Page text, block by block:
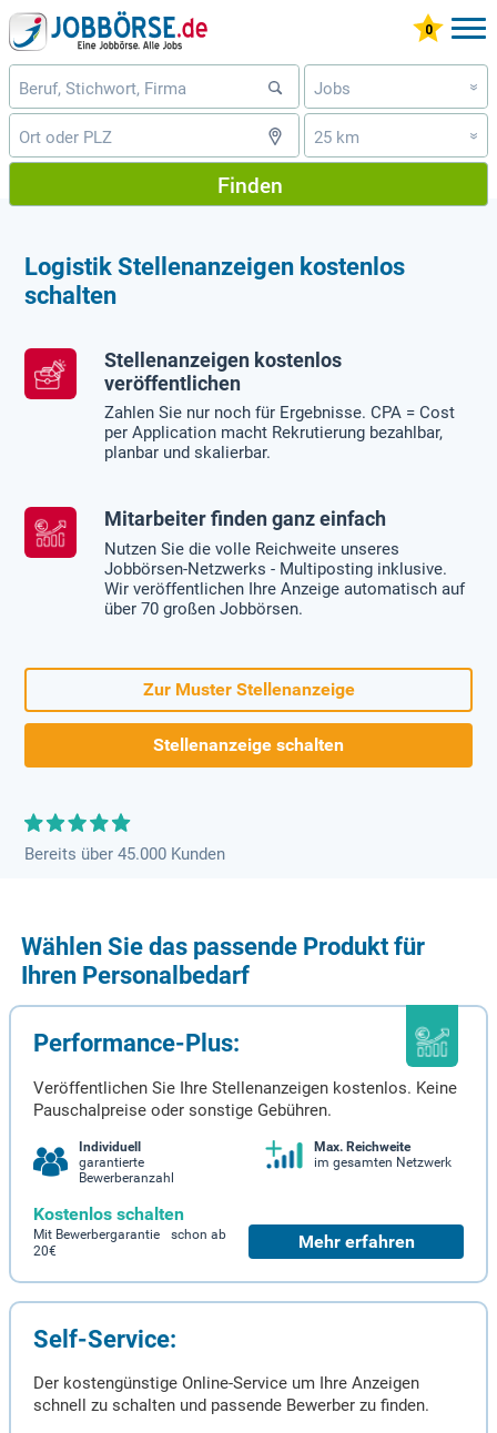
Jobs »
25 km »
Finden
Logistik Stellenanzeigen kostenlos
schalten
Stellenanzeigen kostenlos
veröffentlichen
Zahlen Sie nur noch für Ergebnisse. CPA = Cost
per Application macht Rekrutierung bezahlbar,
planbar und skalierbar.
Mitarbeiter finden ganz einfach
Nutzen Sie die volle Reichweite unseres
Jobbörsen-Netzwerks - Multiposting inklusive.
Wir veröffentlichen Ihre Anzeige automatisch auf
über 70 großen Jobbörsen.
Zur Muster Stellenanzeige
Stellenanzeige schalten
Bereits über 45.000 Kunden
Wählen Sie das passende Produkt für
Ihren Personalbedarf
Performance-Plus:
Veröffentlichen Sie Ihre Stellenanzeigen kostenlos. Keine
Pauschalpreise oder sonstige Gebühren.
Individuell
garantierte
Bewerberanzahl
Max. Reichweite
im gesamten Netzwerk
Kostenlos schalten
Mit Bewerbergarantie schon ab
20€
Mehr erfahren
Self-Service:
Der kostengünstige Online-Service um Ihre Anzeigen
schnell zu schalten und passende Bewerber zu finden.